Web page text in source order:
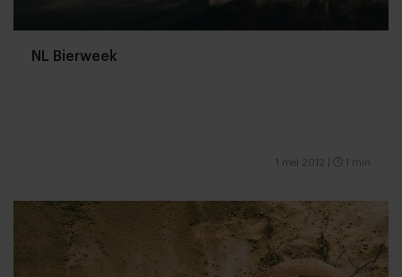
NL Bierweek
1 mei 2012 1 min